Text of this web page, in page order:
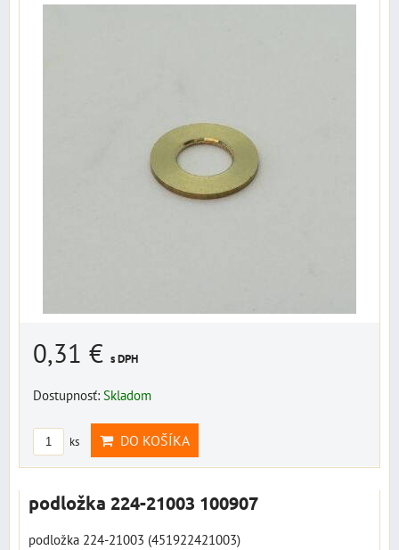
0,31 € s DPH
Dostupnosť: Skladom
ks DO KOŠÍKA
podložka 224-21003 100907
podložka 224-21003 (451922421003)